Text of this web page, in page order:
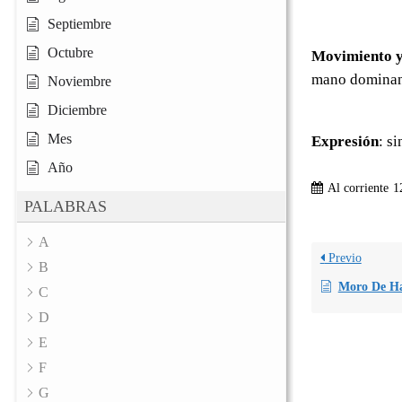
Septiembre
Octubre
Noviembre
Diciembre
Mes
Año
PALABRAS
A
B
C
D
E
F
G
Movimiento
mano
Expresión:
Al corriente
Previo
Moro De